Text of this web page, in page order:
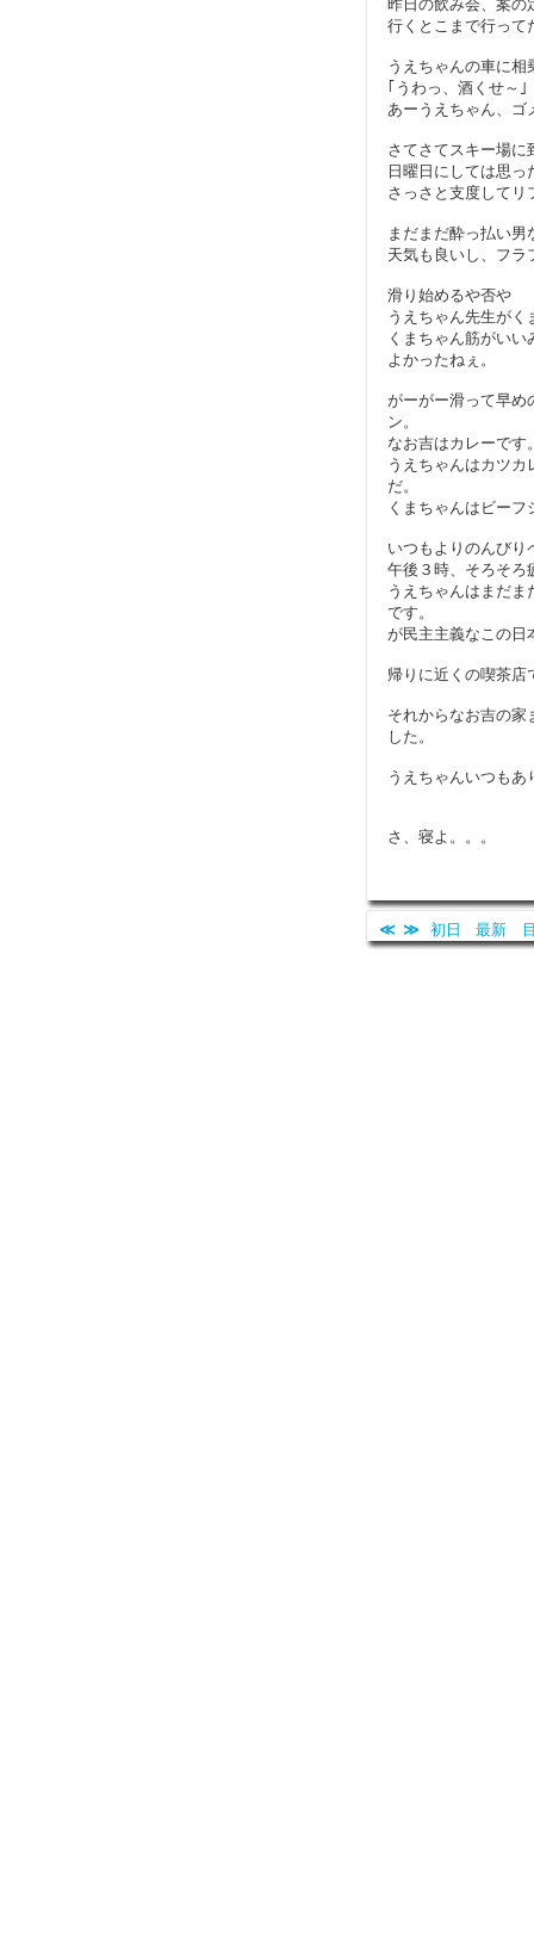
昨日の飲み会、案の
行くとこまで行って
うえちゃんの車に相
｢うわっ、酒くせ～｣
あーうえちゃん、
さてさてスキー場に
日曜日にしては思
さっさと支度してリ
まだまだ酔っ払い男
天気も良いし、フラ
滑り始めるや否や
うえちゃん先生が
くまちゃん筋がい
よかったねぇ。
がーがー滑って早め
ン。
なお吉はカレーです
うえちゃんはカツ
だ。
くまちゃんはビー
いつもよりのんびり
午後３時、そろそろ
うえちゃんはまだ
です。
が民主主義なこの日
帰りに近くの喫茶店
それからなお吉の家
した。
うえちゃんいつもあ
さ、寝よ。。。
≪ ≫ 初日 最新